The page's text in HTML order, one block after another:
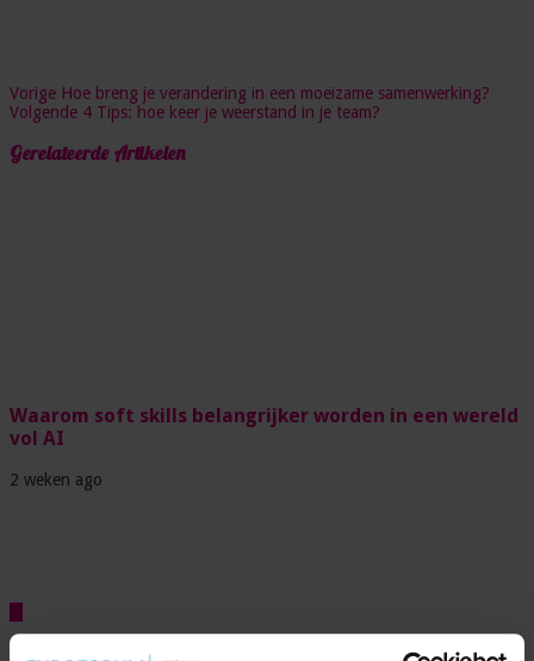
Vorige Hoe breng je verandering in een moeizame samenwerking?
Volgende 4 Tips: hoe keer je weerstand in je team?
Gerelateerde Artikelen
Waarom soft skills belangrijker worden in een wereld
vol AI
2 weken ago